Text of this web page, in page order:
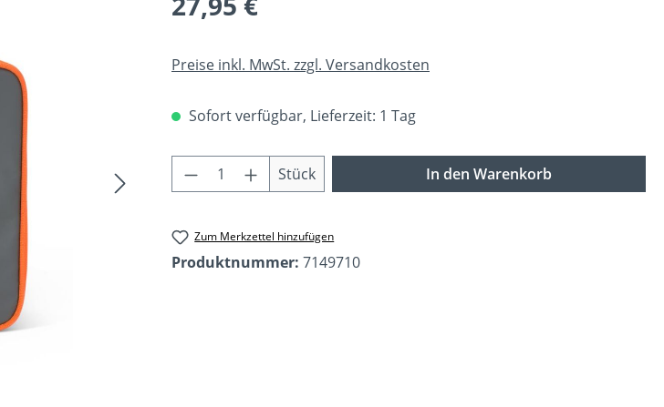
Preise inkl. MwSt. zzgl. Versandkosten
Sofort verfügbar, Lieferzeit: 1 Tag
Produkt Anzahl: Gib den gewünschten Wert
Stück In den Warenkorb
Zum Merkzettel hinzufügen
Produktnummer: 7149710